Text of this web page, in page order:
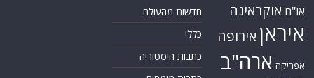
או"ם אוקראינה
איראן אירופה
אפריקה ארה"ב
חדשות מהעולם
כללי
כתבות היסטוריה